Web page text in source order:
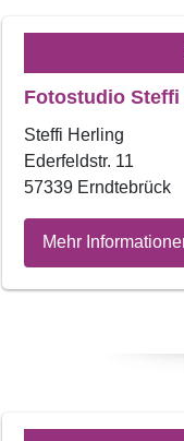
Fotostudio Steffi
Steffi Herling
Ederfeldstr. 11
57339 Erndtebrück
Mehr